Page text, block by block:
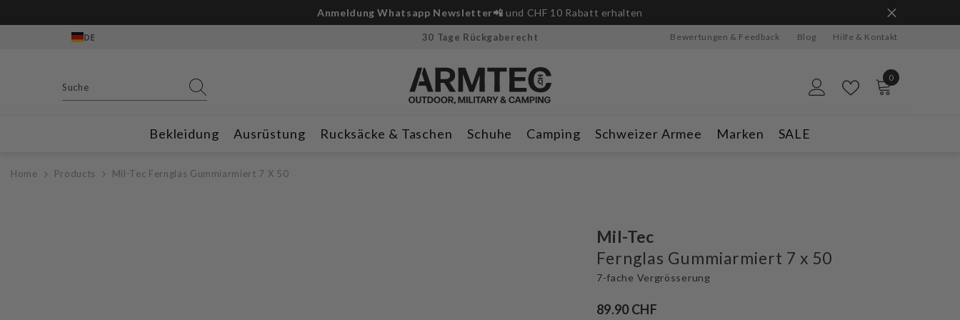
Anmeldung Whatsapp Newsletter📲 und CHF 10 Rabatt erhalten
DE 30 Tage Rückgaberecht Bewertungen & Feedback Blog Hilfe & Kontakt
0
0
Bekleidung Ausrüstung Rucksäcke & Taschen Schuhe Camping Schweizer Armee Marken SALE
Home Products Mil-Tec Fernglas Gummiarmiert 7 X 50
Mil-Tec
Fernglas Gummiarmiert 7 x 50
7-fache Vergrösserung
89.90 CHF